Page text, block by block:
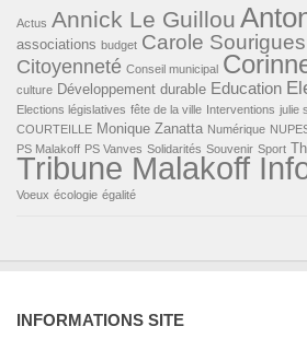
Actus Annick Le Guillou
associations budget Carole Sourigues
Citoyenneté Conseil municipal
culture Développement durable Education
Elections législatives fête de la ville Interventions julie
COURTEILLE Monique Zanatta Numérique
PS Malakoff PS Vanves Solidarités Souvenir Sport
Tribune Malakoff
Voeux écologie égalité
INFORMATIONS SITE